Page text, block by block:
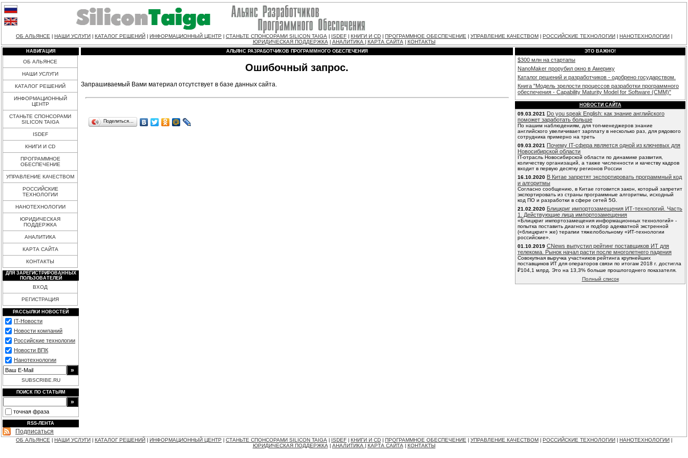
ОБ АЛЬЯНСЕ НАШИ УСЛУГИ КАТАЛОГ РЕШЕНИЙ ИНФОРМАЦИОННЫЙ ЦЕНТР СТАНЬТЕ СПОНСОРАМИ SILICON TAIGA ISDEF КНИГИ И CD ПРОГРАММНОЕ ОБЕСПЕЧЕНИЕ УПРАВЛЕНИЕ КАЧЕСТВОМ РОССИЙСКИЕ ТЕХНОЛОГИИ НАНОТЕХНОЛОГИИ
ЮРИДИЧЕСКАЯ ПОДДЕРЖКА| АНАЛИТИКА КАРТА САЙТА| КОНТАКТЫ
НАВИГАЦИЯ
ОБ АЛЬЯНСЕ
НАШИ УСЛУГИ
КАТАЛОГ РЕШЕНИЙ
ИНФОРМАЦИОННЫЙ
ЦЕНТР
СТАНЬТЕ СПОНСОРАМИ
SILICON TAIGA
ISDEF
КНИГИ И CD
ПРОГРАММНОЕ
ОБЕСПЕЧЕНИЕ
УПРАВЛЕНИЕ КАЧЕСТВОМ
РОССИЙСКИЕ
ТЕХНОЛОГИИ
НАНОТЕХНОЛОГИИ
ЮРИДИЧЕСКАЯ
ПОДДЕРЖКА
АНАЛИТИКА
КАРТА САЙТА
КОНТАКТЫ
ДЛЯ ЗАРЕГИСТРИРОВАННЫХ
ПОЛЬЗОВАТЕЛЕЙ
ВХОД
РЕГИСТРАЦИЯ
РАССЫЛКИ НОВОСТЕЙ
IT-Новости
Новости компаний
Российские технологии
Новости ВПК
Нанотехнологии
SUBSCRIBE.RU
ПОИСК ПО СТАТЬЯМ
точная фраза
RSS-ЛЕНТА
Подписаться
АЛЬЯНС РАЗРАБОТЧИКОВ ПРОГРАММНОГО ОБЕСПЕЧЕНИЯ
Ошибочный запрос.
Запрашиваемый Вами материал отсутствует в базе данных сайта.
Поделиться…
ЭТО ВАЖНО!
$300 млн на стартапы
NanoMaker прорубил окно в Америку
Каталог решений и разработчиков - одобрено государством.
Книга "Модель зрелости процессов разработки программного
обеспечения - Capability Maturity Model for Software (CMM)"
НОВОСТИ САЙТА
09.03.2021 Do you speak English: как знание английского
поможет заработать больше
По нашим наблюдениям, для топ-менеджеров знание
английского увеличивает зарплату в несколько раз, для рядового
сотрудника примерно на треть
09.03.2021 Почему IT-сфера является одной из ключевых для
Новосибирской области
IT-отрасль Новосибирской области по динамике развития,
количеству организаций, а также численности и качеству кадров
входит в первую десятку регионов России
16.10.2020 В Китае запретят экспортировать программный код
и алгоритмы
Согласно сообщению, в Китае готовится закон, который запретит
экспортировать из страны программные алгоритмы, исходный
код ПО и разработки в сфере сетей 5G.
21.02.2020 Блицкриг импортозамещения ИТ-технологий. Часть
1. Действующие лица импортозамещения
«Блицкриг импортозамещения информационных технологий» -
попытка поставить диагноз и подбор адекватной экстренной
(«блицкриг» же) терапии тяжелобольному «ИТ-технологии
российские».
01.10.2019 CNews выпустил рейтинг поставщиков ИТ для
телекома. Рынок начал расти после многолетнего падения
Совокупная выручка участников рейтинга крупнейших
поставщиков ИТ для операторов связи по итогам 2018 г. достигла
₽104,1 млрд. Это на 13,3% больше прошлогоднего показателя.
Полный список
ОБ АЛЬЯНСЕ НАШИ УСЛУГИ КАТАЛОГ РЕШЕНИЙ ИНФОРМАЦИОННЫЙ ЦЕНТР СТАНЬТЕ СПОНСОРАМИ SILICON TAIGA ISDEF КНИГИ И CD ПРОГРАММНОЕ ОБЕСПЕЧЕНИЕ УПРАВЛЕНИЕ КАЧЕСТВОМ РОССИЙСКИЕ ТЕХНОЛОГИИ НАНОТЕХНОЛОГИИ
ЮРИДИЧЕСКАЯ ПОДДЕРЖКА| АНАЛИТИКА КАРТА САЙТА| КОНТАКТЫ